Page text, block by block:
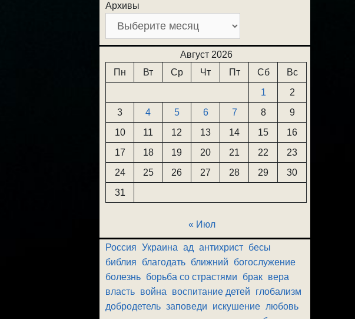
Архивы
Август 2026
Пн
Вт Ср Чт Пт Сб
Вс
1
2
3
4 5 6 7 8
9
10
11 12 13 14 15
16
17
18 19 20 21 22
23
24
25 26 27 28 29
30
31
« Июл
Россия Украина ад антихрист бесы
библия
благодать ближний
богослужение
болезнь борьба со страстями брак вера
власть война воспитание детей
глобализм
добродетель заповеди искушение любовь